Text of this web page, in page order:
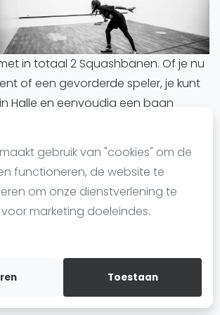
gebruik van "cookies" om de
functioneren, de website te
om onze dienstverlening te
marketing doeleindes.
Toestaan
in totaal 2 Squashbanen. Of je nu
of een gevorderde speler, je kunt
Halle en eenvoudig een baan
divers aanbod aan Squashbanen.
in Halle zijn indoor.
in Hallezijn ideaal voor iedereen die
of zijn vaardigheden wil
nu gaat om training, informele
Halle is een ideale plek om
Squash te duiken.